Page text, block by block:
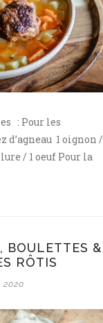
: Pour les
d’agneau 1 oignon /
/ 1 oeuf Pour la
BOULETTES &
RÔTIS
2020